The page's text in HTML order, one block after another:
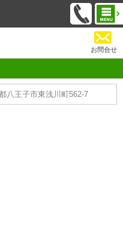
お問合せ
八王子市東浅川町562-7